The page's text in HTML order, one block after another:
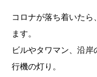
コロナが落ち着いた
ます。
ビルやタワマン、沿
行機の灯り。